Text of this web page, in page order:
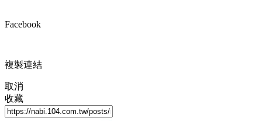
Facebook
複製連結
取消
收藏